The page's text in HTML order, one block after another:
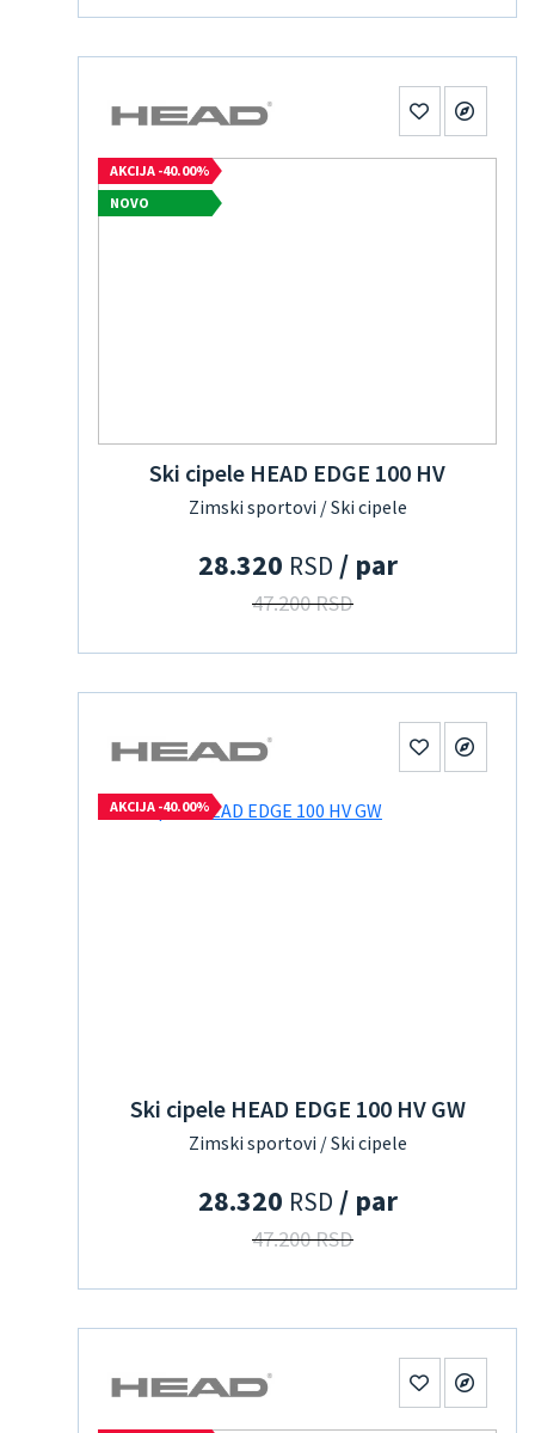
AKCIJA -40.00%
NOVO
Ski cipele HEAD EDGE 100 HV
Zimski sportovi / Ski cipele
28.320 RSD / par
47.200 RSD
AKCIJA -40.00%
Ski cipele HEAD EDGE 100 HV GW
Zimski sportovi / Ski cipele
28.320 RSD / par
47.200 RSD